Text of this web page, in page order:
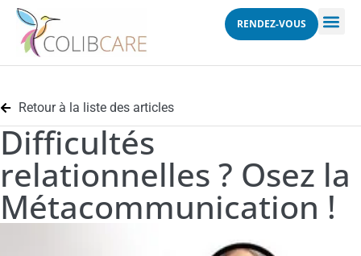
RENDEZ-VOUS
Retour à la liste des articles
Difficultés
relationnelles ? Osez la
Métacommunication !